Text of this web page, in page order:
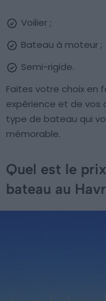
Voilier ;
Bateau à moteur ;
Semi-rigide.
Faites votre choix en
expérience et de vos
type de bateau qui
mémorable.
Quel est le
bateau au